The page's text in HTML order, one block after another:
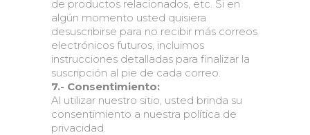
de productos relacionados, etc. Si en
algún momento usted quisiera
desuscribirse para no recibir más correos
electrónicos futuros, incluimos
instrucciones detalladas para finalizar la
suscripción al pie de cada correo.
7.- Consentimiento:
Al utilizar nuestro sitio, usted brinda su
consentimiento a nuestra política de
privacidad.